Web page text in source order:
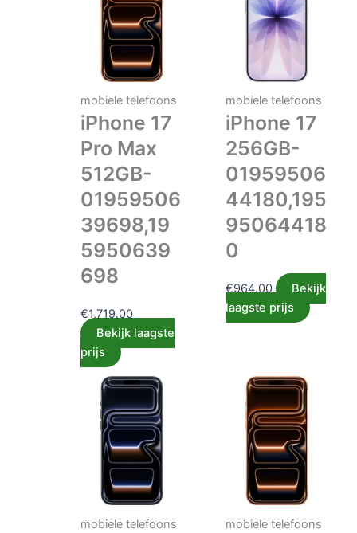
mobiele telefoons
iPhone 17
Pro Max
512GB-
01959506
39698,19
5950639
698
€1,719.00
Bekijk laagste
prijs
mobiele telefoons
iPhone 17
256GB-
01959506
44180,195
95064418
0
€964.00
Bekijk
laagste prijs
mobiele telefoons mobiele telefoons